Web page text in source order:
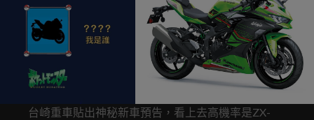
台崎重車貼出神秘新車預告，看上去高機率是ZX-